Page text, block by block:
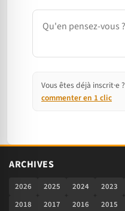
Commentaire
Vous êtes déjà inscrit·e ?
commenter en 1 clic
ARCHIVES
2026 2025 2024 2023
2018
2017 2016 2015